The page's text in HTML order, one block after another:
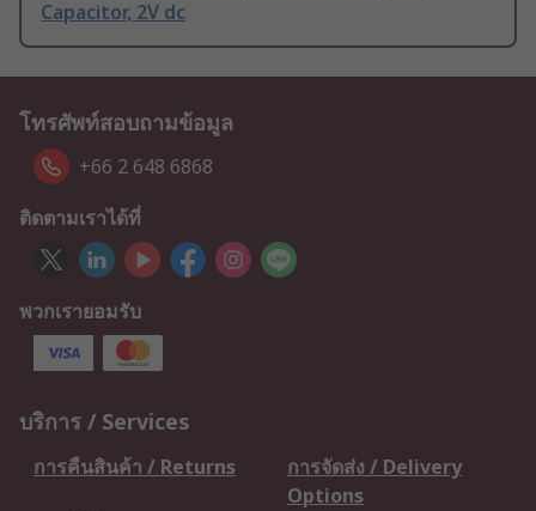
Capacitor, 2V dc
โทรศัพท์สอบถามข้อมูล
+66 2 648 6868
ติดตามเราได้ที่
พวกเรายอมรับ
บริการ / Services
การคืนสินค้า / Returns
การจัดส่ง / Delivery
Options